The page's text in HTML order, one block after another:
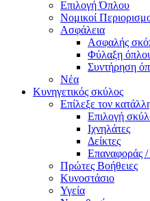
Επιλογή Όπλου
Νομικοί
Ασφάλεια
Ασφαλής
Φύλαξη
Συντήρηση
Νέα
Κυνηγετικός σκύλος
Επίλεξε τον
Επιλογή
Ιχνηλάτες
Δείκτες
Επαναφοράς /
Πρώτες Βοήθειες
Κυνοστάσιο
Υγεία